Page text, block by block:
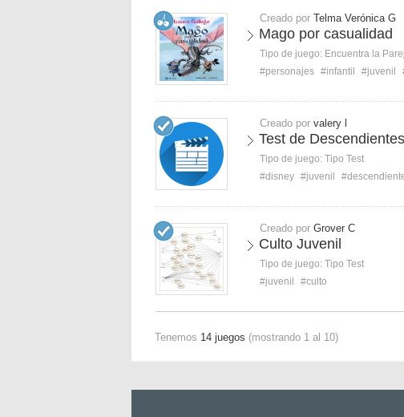
Creado por Telma Verónica G
Mago por casualidad
Tipo de juego: Encuentra la
#personajes #infantil #juvenil
Creado por valery l
Test de Descendientes
Tipo de juego: Tipo Test
#disney #juvenil
Creado por Grover C
Culto Juvenil
Tipo de juego: Tipo Test
#juvenil
#culto
Tenemos 14 juegos (mostrando 1 al 10)